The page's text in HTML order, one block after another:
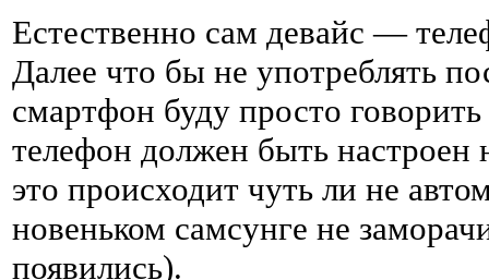
Естественно сам девайс —
Далее что бы не употреблять
смартфон буду просто
телефон должен быть настроен
это происходит чуть ли не
новеньком самсунге не
появились).